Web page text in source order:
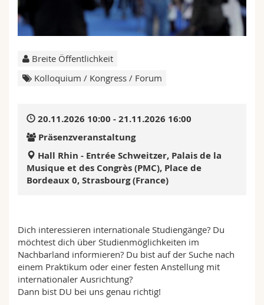
Math.-Nat. und Med. Fak.
Interfakultär
MyUnifr
Breite Öffentlichkeit
Kolloquium / Kongress / Forum
20.11.2026 10:00 - 21.11.2026 16:00
Präsenzveranstaltung
Hall Rhin - Entrée Schweitzer, Palais de la
Musique et des Congrès (PMC), Place de
Bordeaux 0, Strasbourg (France)
Dich interessieren internationale Studiengänge? Du
möchtest dich über Studienmöglichkeiten im
Nachbarland informieren? Du bist auf der Suche nach
einem Praktikum oder einer festen Anstellung mit
internationaler Ausrichtung?
Dann bist DU bei uns genau richtig!